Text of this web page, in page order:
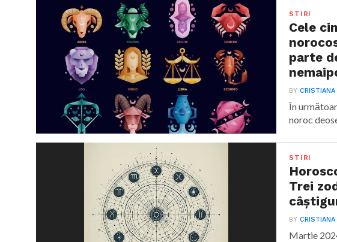
STIRI
Cele
parte
BY
În
noroc
STIRI
Trei
BY
Martie